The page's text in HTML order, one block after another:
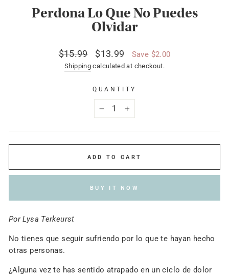
Perdona Lo Que No Puedes
Olvidar
Regular
price
$15.99
Sale
price
$13.99 Save $2.00
Shipping calculated at checkout.
QUANTITY
+
ADD TO CART
BUY IT NOW
Por Lysa Terkeurst
No tienes que seguir sufriendo por lo que te hayan hecho
otras personas.
¿Alguna vez te has sentido atrapado en un ciclo de dolor